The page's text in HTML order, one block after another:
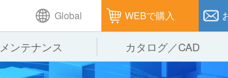
Global WEBで購入
メンテナンス
カタログ／CAD